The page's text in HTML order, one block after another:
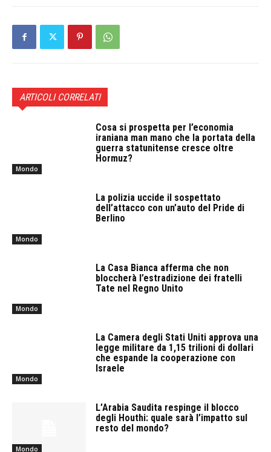
ARTICOLI CORRELATI
Mondo
Cosa si prospetta per l’economia
iraniana man mano che la portata della
guerra statunitense cresce oltre
Hormuz?
Mondo
La polizia uccide il sospettato
dell’attacco con un’auto del Pride di
Berlino
Mondo
La Casa Bianca afferma che non
bloccherà l’estradizione dei fratelli
Tate nel Regno Unito
Mondo
La Camera degli Stati Uniti approva una
legge militare da 1,15 trilioni di dollari
che espande la cooperazione con
Israele
Mondo
L’Arabia Saudita respinge il blocco
degli Houthi: quale sarà l’impatto sul
resto del mondo?